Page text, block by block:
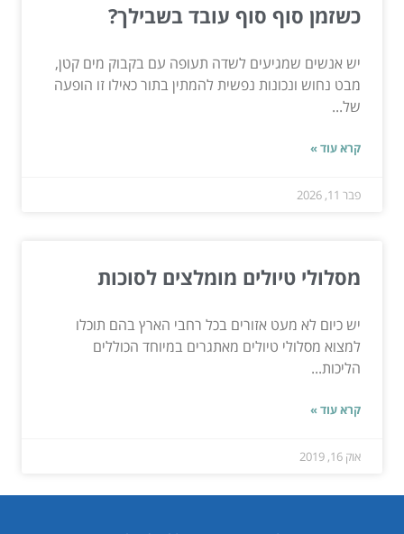
כשזמן סוף סוף עובד בשבילך?
יש אנשים שמגיעים לשדה תעופה עם בקבוק מים קטן,
מבט נחוש ונכונות נפשית להמתין בתור כאילו זו הופעה
של...
קרא עוד »
פבר 11, 2026
מסלולי טיולים מומלצים לסוכות
יש כיום לא מעט אזורים בכל רחבי הארץ בהם תוכלו
למצוא מסלולי טיולים מאתגרים במיוחד הכוללים
הליכות...
קרא עוד »
אוק 16, 2019